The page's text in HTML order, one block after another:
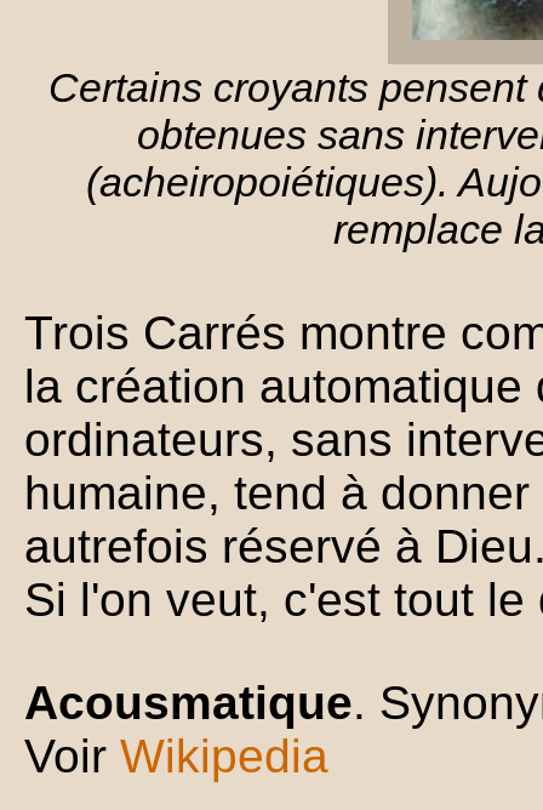
Certains croyants
obtenues sans
(acheiropoiétiques).
remplace
Trois Carrés montre
la création automatique
ordinateurs, sans
humaine, tend à
autrefois réservé à
Si l'on veut, c'est tout le
Acousmatique.
Voir Wikipedia